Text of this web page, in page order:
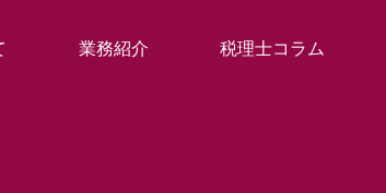
業務紹介 税理士コラム